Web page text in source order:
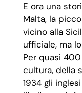
E ora una
Malta, la
vicino alla
ufficiale, ma
Per quasi
cultura, della
1934 gli